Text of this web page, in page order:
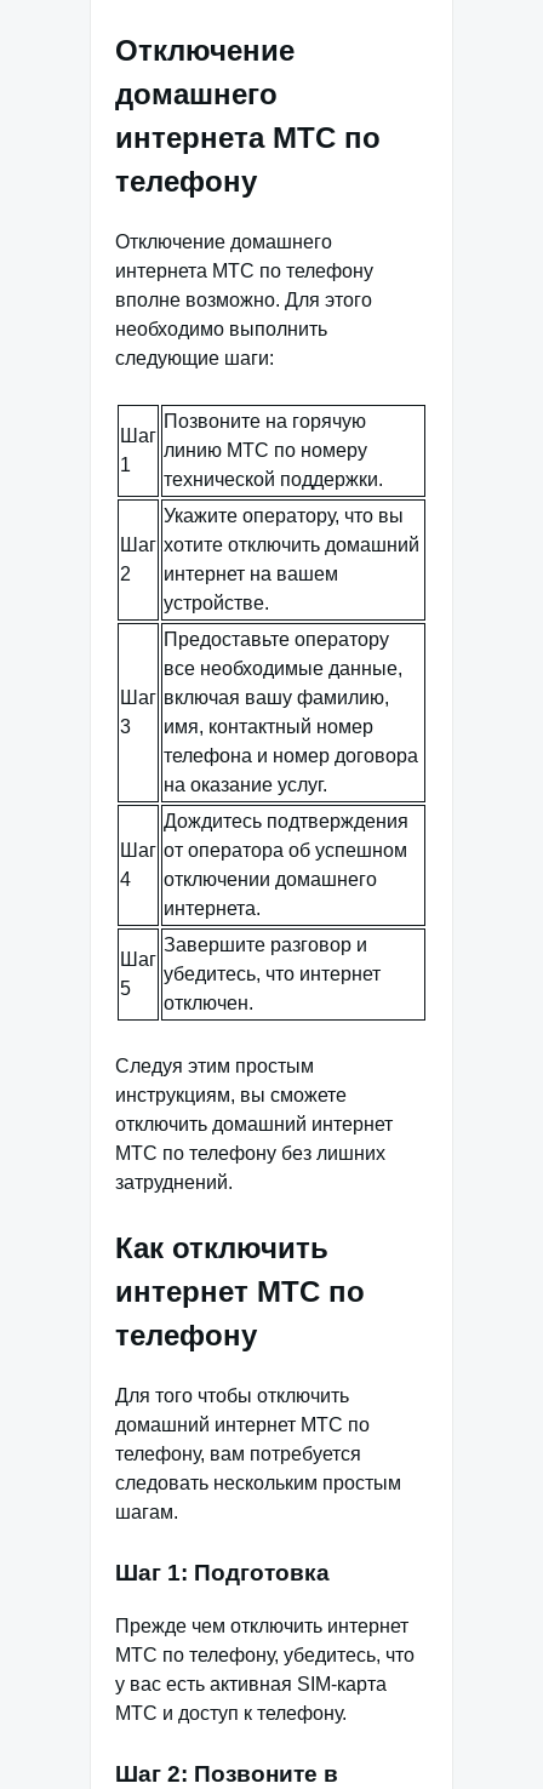
Отключение
домашнего
интернета МТС по
телефону
Отключение домашнего
интернета МТС по телефону
вполне возможно. Для этого
необходимо выполнить
следующие шаги:
Шаг
1
Позвоните на горячую
линию МТС по номеру
технической поддержки.
Шаг
2
Укажите оператору, что вы
хотите отключить домашний
интернет на вашем
устройстве.
Шаг
3
Предоставьте оператору
все необходимые данные,
включая вашу фамилию,
имя, контактный номер
телефона и номер договора
на оказание услуг.
Шаг
4
Дождитесь подтверждения
от оператора об успешном
отключении домашнего
интернета.
Шаг
5
Завершите разговор и
убедитесь, что интернет
отключен.
Следуя этим простым
инструкциям, вы сможете
отключить домашний интернет
МТС по телефону без лишних
затруднений.
Как отключить
интернет МТС по
телефону
Для того чтобы отключить
домашний интернет МТС по
телефону, вам потребуется
следовать нескольким простым
шагам.
Шаг 1: Подготовка
Прежде чем отключить интернет
МТС по телефону, убедитесь, что
у вас есть активная SIM-карта
МТС и доступ к телефону.
Шаг 2: Позвоните в